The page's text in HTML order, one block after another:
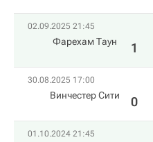
02.09.2025 21:45
Фарехам Таун 1
30.08.2025 17:00
Винчестер Сити 0
01.10.2024 21:45